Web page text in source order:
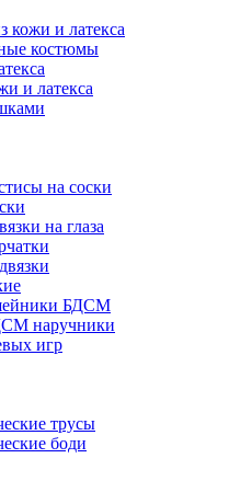
кожи и латекса
костюмы
и латекса
на соски
на глаза
БДСМ
наручники
игр
трусы
боди